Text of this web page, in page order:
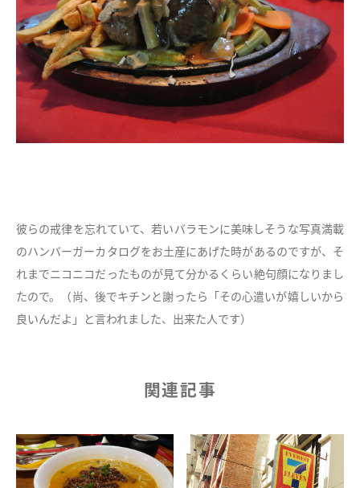
彼らの戒律を忘れていて、若いバラモンに美味しそうな写真満載
のハンバーガーカタログをお土産にあげた時があるのですが、そ
れまでニコニコだったものが見て分かるくらい絶句顔になりまし
たので。（尚、後でキチンと謝ったら「その心遣いが嬉しいから
良いんだよ」と言われました、出来た人です）
関連記事